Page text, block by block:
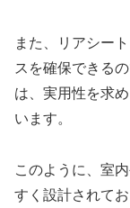
また、リアシー
スを確保できる
は、実用性を求
います。
このように、室
すく設計されて